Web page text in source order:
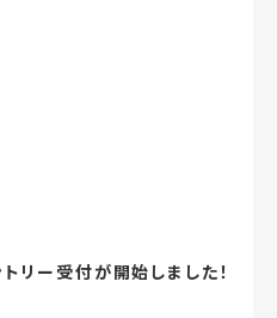
リー受付が開始しました！